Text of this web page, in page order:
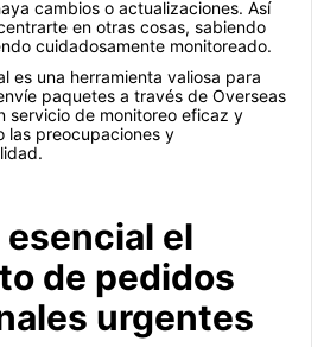
cambios o actualizaciones. Así
en otras cosas, sabiendo
cuidadosamente monitoreado.
es una herramienta valiosa para
paquetes a través de Overseas
servicio de monitoreo eficaz y
las preocupaciones y
esencial el
de pedidos
urgentes